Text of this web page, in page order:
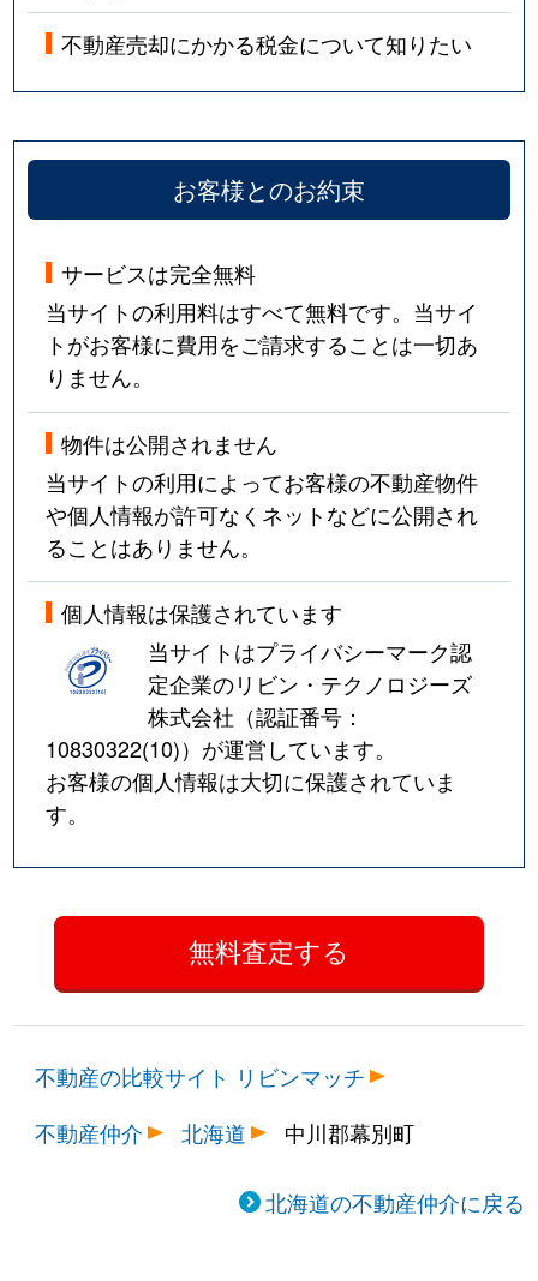
不動産売却にかかる税金について知りたい
お客様とのお約束
サービスは完全無料
当サイトの利用料はすべて無料です。当サイ
トがお客様に費用をご請求することは一切あ
りません。
物件は公開されません
当サイトの利用によってお客様の不動産物件
や個人情報が許可なくネットなどに公開され
ることはありません。
個人情報は保護されています
当サイトはプライバシーマーク認
定企業のリビン・テクノロジーズ
株式会社（認証番号：
10830322(10)）が運営しています。
お客様の個人情報は大切に保護されていま
す。
不動産の比較サイト リビンマッチ
不動産仲介
北海道 中川郡幕別町
北海道の不動産仲介に戻る